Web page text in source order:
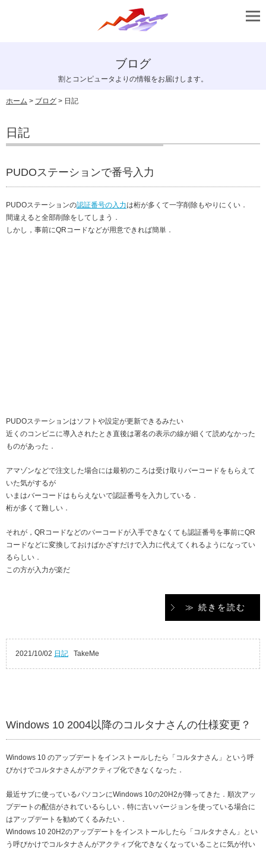
ブログ
割とコンピュータよりの情報をお届けします。
ホーム > ブログ > 日記
日記
PUDOステーションで番号入力
PUDOステーションの認証番号の入力は桁が多くて一字削除もやりにくい．
間違えると全部削除をしてしまう．
しかし，事前にQRコードなどが用意できれば簡単．
PUDOステーションはソフトや設定が更新できるみたい
近くのコンビニに導入されたとき直後は署名の表示の線が細くて読めなかった
ものがあった．
アマゾンなどで注文した場合には最初のころは受け取りバーコードをもらえて
いた気がするが
いまはバーコードはもらえないで認証番号を入力している．
桁が多くて難しい．
それが，QRコードなどのバーコードが入手できなくても認証番号を事前にQR
コードなどに変換しておけばかざすだけで入力に代えてくれるようになってい
るらしい．
この方が入力が楽だ
≫ 続きを読む
2021/10/02 日記 TakeMe
Windows 10 2004以降のコルタナさんの仕様変更？
Windows 10 のアップデートをインストールしたら「コルタナさん」という呼
びかけでコルタナさんがアクティブ化できなくなった．
最近サブに使っているパソコンにWindows 10の20H2が降ってきた．順次アッ
プデートの配信がされているらしい．特に古いバージョンを使っている場合に
はアップデートを勧めてくるみたい．
Windows 10 20H2のアップデートをインストールしたら「コルタナさん」とい
う呼びかけでコルタナさんがアクティブ化できなくなっていることに気が付い